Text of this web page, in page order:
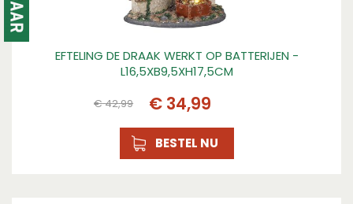
EFTELING DE DRAAK WERKT OP BATTERIJEN -
L16,5XB9,5XH17,5CM
€42,99 € 34,99
BESTEL NU